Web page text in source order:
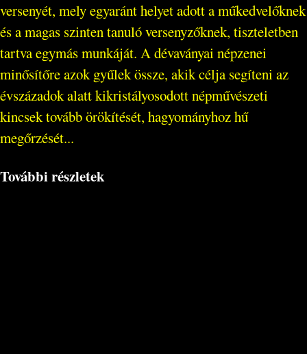
versenyét, mely egyaránt helyet adott a műkedvelőknek
és a magas szinten tanuló versenyzőknek, tiszteletben
tartva egymás munkáját. A dévaványai népzenei
minősítőre azok gyűlek össze, akik célja segíteni az
évszázadok alatt kikristályosodott népművészeti
kincsek tovább örökítését, hagyományhoz hű
megőrzését...
További részletek